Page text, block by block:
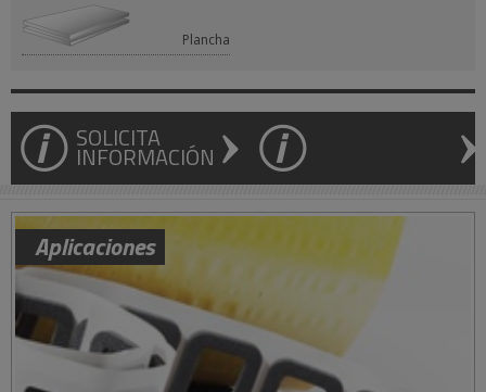
Plancha
SOLICITA
INFORMACIÓN
Aplicaciones